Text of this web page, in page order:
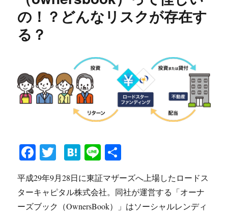
の！？どんなリスクが存在す
る？
Fa
ce
bo
ok
T
wi
tte
r
H
at
en
a
Li
ne 有
平成29年9月28日に東証マザーズへ上場したロードス
ターキャピタル株式会社。同社が運営する「オーナ
ーズブック（OwnersBook）」はソーシャルレンディ